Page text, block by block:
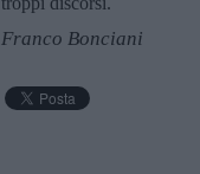
Franco Bonciani